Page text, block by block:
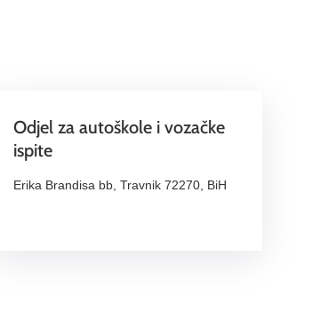
Odjel za autoškole i vozačke
ispite
Erika Brandisa bb, Travnik 72270, BiH